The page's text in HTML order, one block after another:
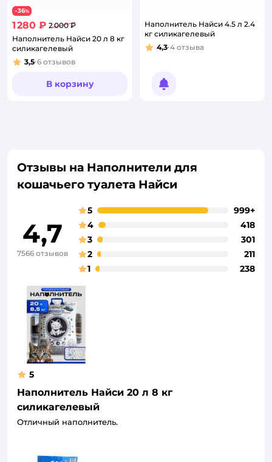
−36%
1 280 ₽ 2 000 ₽
Наполнитель Найси 20 л 8 кг
силикагелевый
Рейтинг:
3,5 6 отзывов
В корзину
Наполнитель Найси 4.5 л 2.4
кг силикагелевый
Рейтинг:
4,3 4 отзыва
Уведомить о появлении
Отзывы на Наполнители для
кошачьего туалета Найси
4,7
7566 отзывов
5
999+
4
418
3
301
2
211
1
238
5
Наполнитель Найси 20 л 8 кг
силикагелевый
Отличный наполнитель.